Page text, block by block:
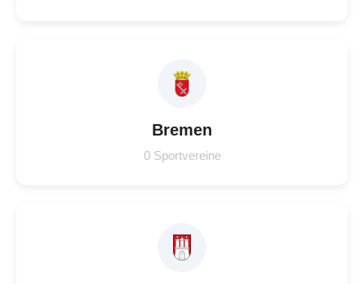
Bremen
0 Sportvereine